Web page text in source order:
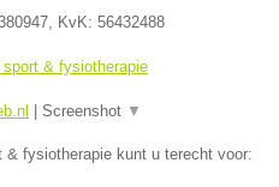
, KvK: 56432488
sport & fysiotherapie
Screenshot ▼
& fysiotherapie kunt u terecht voor: